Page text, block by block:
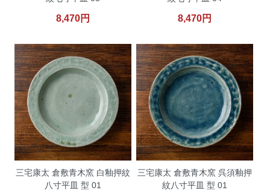
8,470円 8,470円
三宅康太 倉敷青木窯 白釉押紋
八寸平皿 型 01
三宅康太 倉敷青木窯 呉須釉押
紋八寸平皿 型 01